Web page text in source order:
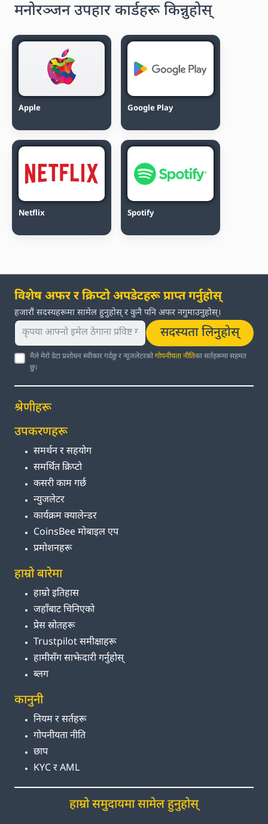
मनोरञ्जन उपहार कार्डहरू किन्नुहोस्
Apple Google Play
Netflix Spotify
विशेष अफर र क्रिप्टो अपडेटहरू प्राप्त गर्नुहोस्
हजारौं सदस्यहरूमा सामेल हुनुहोस् र कुनै पनि अफर नगुमाउनुहोस्।
सदस्यता लिनुहोस्
मैले मेरो डेटा प्रशोधन स्वीकार गर्दछु र न्यूजलेटरकोगोपनीयता नीतिका सर्तहरूमा सहमत
छु।
श्रेणीहरू
उपकरणहरू
समर्थन र सहयोग
समर्थित क्रिप्टो
कसरी काम गर्छ
न्युजलेटर
कार्यक्रम क्यालेन्डर
CoinsBee मोबाइल एप
प्रमोशनहरू
हाम्रो बारेमा
हाम्रो इतिहास
जहाँबाट चिनिएको
प्रेस स्रोतहरू
Trustpilot समीक्षाहरू
हामीसँग साझेदारी गर्नुहोस्
ब्लग
कानुनी
नियम र सर्तहरू
गोपनीयता नीति
छाप
KYC र AML
हाम्रो समुदायमा सामेल हुनुहोस्